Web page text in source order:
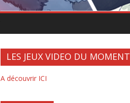
LES JEUX VIDEO DU MOMENT
A découvrir ICI